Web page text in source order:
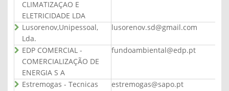
CLIMATIZAÇAO E
ELETRICIDADE LDA
Lusorenov,Unipessoal,
Lda.
lusorenov.sd@gmail.com
EDP COMERCIAL -
COMERCIALIZAÇÃO DE
ENERGIA S A
fundoambiental@edp.pt
Estremogas - Tecnicas
estremogas@sapo.pt